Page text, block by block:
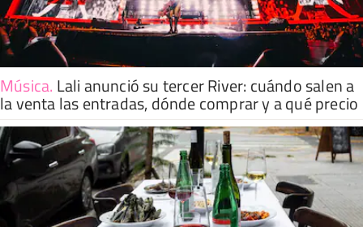
Música. Lali anunció su tercer River: cuándo salen a
la venta las entradas, dónde comprar y a qué precio